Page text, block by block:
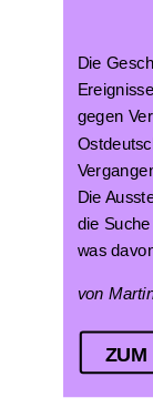
Die
gegen
Die
die
was
von
ZUM